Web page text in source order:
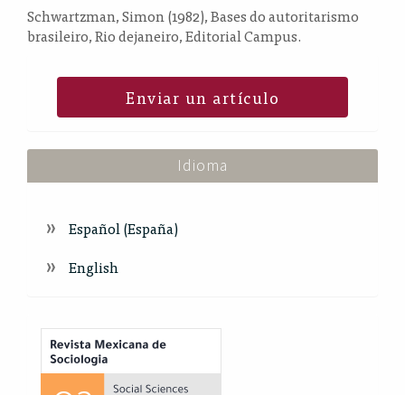
Schwartzman, Simon (1982), Bases do autoritarismo
brasileiro, Rio dejaneiro, Editorial Campus.
Enviar un artículo
Idioma
Español (España)
English
Index